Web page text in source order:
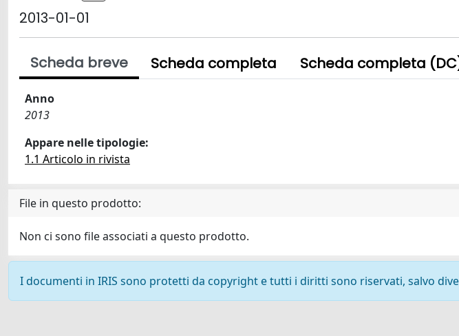
2013-01-01
Scheda breve Scheda completa Scheda completa
Anno
2013
Appare nelle tipologie:
1.1 Articolo in rivista
File in questo prodotto:
Non ci sono file associati a questo prodotto.
I documenti in IRIS sono protetti da copyright e tutti i diritti sono riservati, salvo